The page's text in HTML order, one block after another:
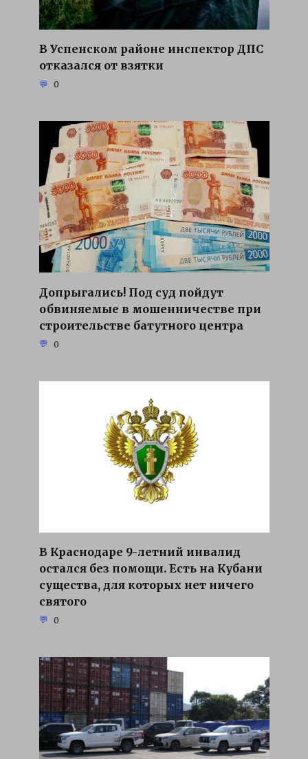
В Успенском районе инспектор ДПС
отказался от взятки
0
Допрыгались! Под суд пойдут
обвиняемые в мошенничестве при
строительстве батутного центра
0
В Краснодаре 9-летний инвалид
остался без помощи. Есть на Кубани
существа, для которых нет ничего
святого
0